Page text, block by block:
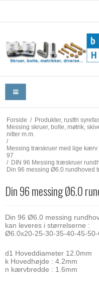
Forside / Produkter, rustfri
Messing skruer, bolte, møtrik,
nitter m.m.
/
Messing træskruer med lige kærv
97
/ DIN 96 Messing træskruer
Din 96 messing Ø6.0
Din 96 messing Ø6.0
Din 96 Ø6.0 messing
kan leveres i størrelserne :
Ø6.0x20-25-30-35-40-45-
d1 Hoveddiameter 12.0mm
k Hovedhøjde : 4.2mm
n kærvbredde : 1.6mm